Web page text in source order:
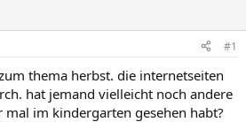
#1
thema herbst. die internetseiten
hat jemand vielleicht noch andere
mal im kindergarten gesehen habt?